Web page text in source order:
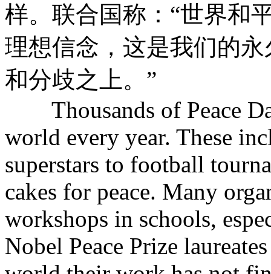
样。联合国称：“世界和
理想信念，这是我们的
和分歧之上。”
Thousands of Peace
world every year. These
superstars to football
cakes for peace. Many
workshops in schools,
Nobel Peace Prize